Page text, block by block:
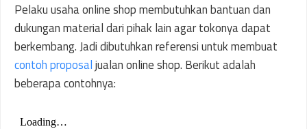
Pelaku usaha online shop membutuhkan bantuan dan
dukungan material dari pihak lain agar tokonya dapat
berkembang. Jadi dibutuhkan referensi untuk membuat
contoh proposaljualan online shop. Berikut adalah
beberapa contohnya: